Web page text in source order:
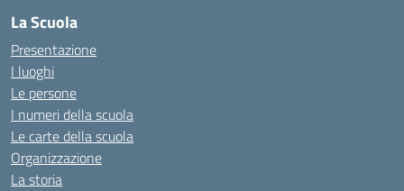
La Scuola
Presentazione
I luoghi
Le persone
I numeri della scuola
Le carte della scuola
Organizzazione
La storia